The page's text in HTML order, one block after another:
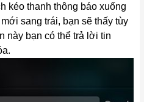
kéo thanh thông báo xuống
sang trái, bạn sẽ thấy tùy
này bạn có thể trả lời tin